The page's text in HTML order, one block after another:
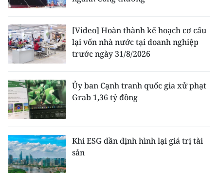
[Video] Hoàn thành kế hoạch cơ cấu
lại vốn nhà nước tại doanh nghiệp
trước ngày 31/8/2026
Ủy ban Cạnh tranh quốc gia xử phạt
Grab 1,36 tỷ đồng
Khi ESG dần định hình lại giá trị tài
sản